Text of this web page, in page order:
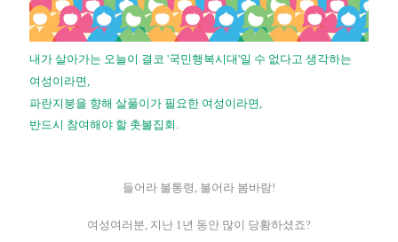
내가 살아가는 오늘이 결코 '국민행복시대'일 수 없다고 생각하는
여성이라면,
파란지붕을 향해 살풀이가 필요한 여성이라면,
반드시 참여해야 할 촛불집회.
들어라 불통령, 불어라 봄바람!
여성여러분, 지난 1년 동안 많이 당황하셨죠?